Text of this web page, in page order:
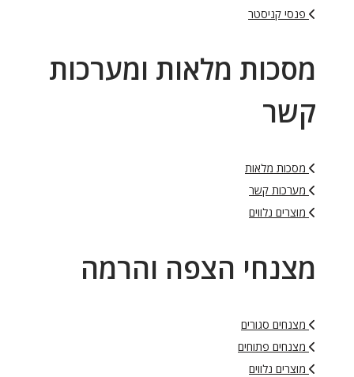
פנסי קניסטר
מסכות מלאות ומערכות
קשר
מסכות מלאות
מערכות קשר
מוצרים נלווים
מצנחי הצפה והרמה
מצנחים סגורים
מצנחים פתוחים
מוצרים נלווים